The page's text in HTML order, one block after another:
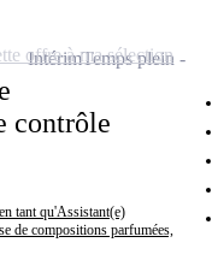
contrôle
tant qu'Assistant(e)
de compositions parfumées,
IntérimTemps plein
offre à ma sélection